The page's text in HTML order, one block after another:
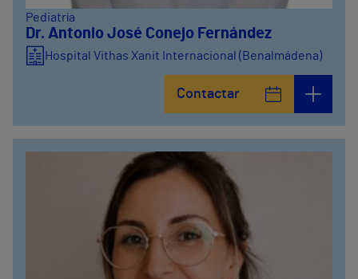
Pediatría
Dr. Antonio José Conejo Fernández
Hospital Vithas Xanit Internacional (Benalmádena)
Contactar